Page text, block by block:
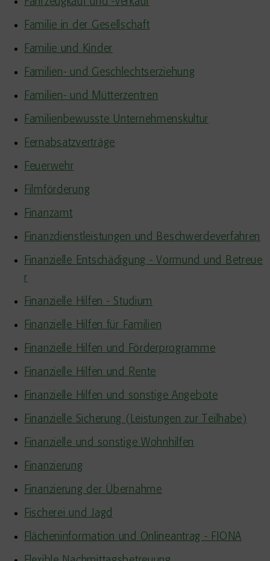
Familie in der Gesellschaft
Familie und Kinder
Familien- und Geschlechtserziehung
Familien- und Mütterzentren
Familienbewusste Unternehmenskultur
Fernabsatzverträge
Feuerwehr
Filmförderung
Finanzamt
Finanzdienstleistungen und Beschwerdeverfahren
Finanzielle Entschädigung - Vormund und Betreue
r
Finanzielle Hilfen - Studium
Finanzielle Hilfen für Familien
Finanzielle Hilfen und Förderprogramme
Finanzielle Hilfen und Rente
Finanzielle Hilfen und sonstige Angebote
Finanzielle Sicherung (Leistungen zur Teilhabe)
Finanzielle und sonstige Wohnhilfen
Finanzierung
Finanzierung der Übernahme
Fischerei und Jagd
Flächeninformation und Onlineantrag - FIONA